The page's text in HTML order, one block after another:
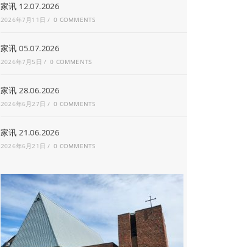
家讯 12.07.2026
2026年7月11日 / 0 COMMENTS
家讯 05.07.2026
2026年7月5日 / 0 COMMENTS
家讯 28.06.2026
2026年6月27日 / 0 COMMENTS
家讯 21.06.2026
2026年6月21日 / 0 COMMENTS